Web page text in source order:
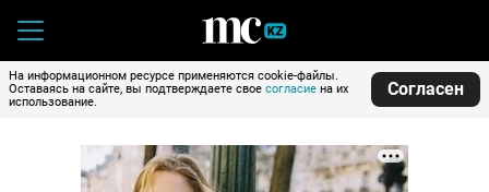
На информационном ресурсе применяются cookie-файлы.
Оставаясь на сайте, вы подтверждаете свое согласие на их
использование.
Согласен